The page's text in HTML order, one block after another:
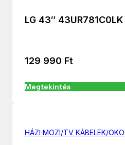
LG 43″
129 990 Ft
Megtekintés
HÁZI MOZI/TV KÁBELEK/